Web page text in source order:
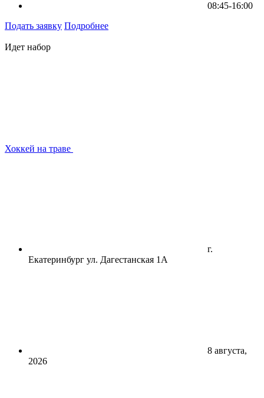
08:45-16:00
Подать заявку Подробнее
Идет набор
Хоккей на траве
г.
Екатеринбург ул. Дагестанская 1А
8 августа,
2026